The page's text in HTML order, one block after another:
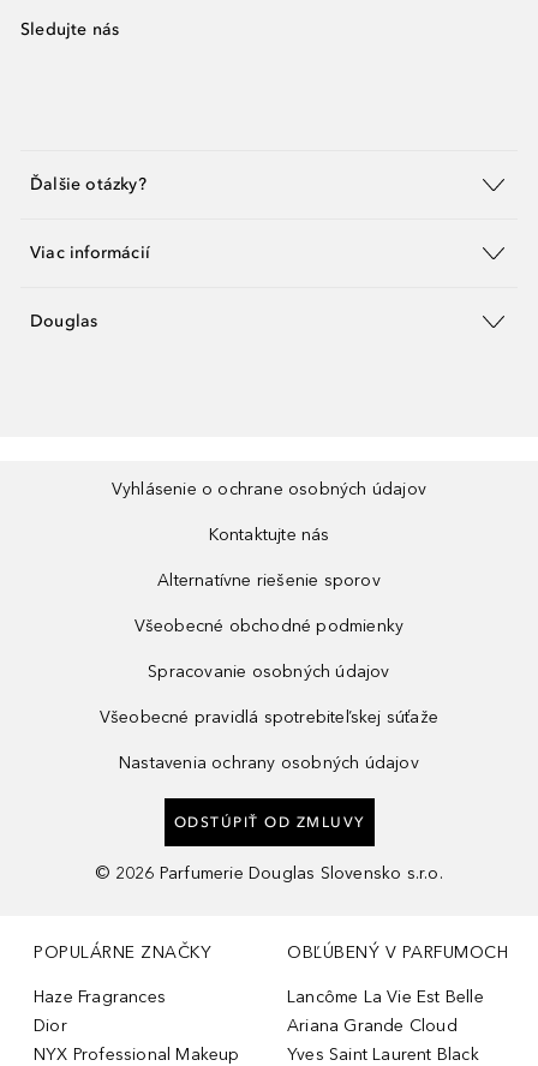
Sledujte nás
Ďalšie otázky?
Viac informácií
Douglas
Vyhlásenie o ochrane osobných údajov
Kontaktujte nás
Alternatívne riešenie sporov
Všeobecné obchodné podmienky
Spracovanie osobných údajov
Všeobecné pravidlá spotrebiteľskej súťaže
Nastavenia ochrany osobných údajov
ODSTÚPIŤ OD ZMLUVY
© 2026 Parfumerie Douglas Slovensko s.r.o.
POPULÁRNE ZNAČKY
Haze Fragrances
Dior
NYX Professional Makeup
OBĽÚBENÝ V PARFUMOCH
Lancôme La Vie Est Belle
Ariana Grande Cloud
Yves Saint Laurent Black